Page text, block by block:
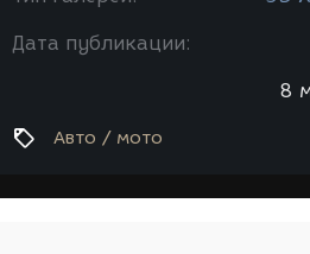
Дата публикации:
8
Авто / мото